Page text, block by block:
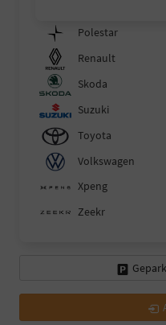
Polestar
Renault
Skoda
Suzuki
Toyota
Volkswagen
Xpeng
Zeekr